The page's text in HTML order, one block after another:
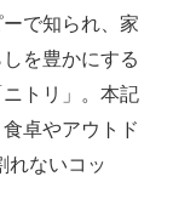
で知られ、家
を豊かにする
トリ」。本記
卓やアウトド
れないコッ